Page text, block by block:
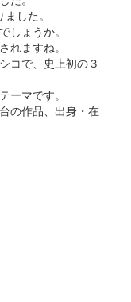
した。
しょうか。
れますね。
コで、史上初の３
ーマです。
の作品、出身・在